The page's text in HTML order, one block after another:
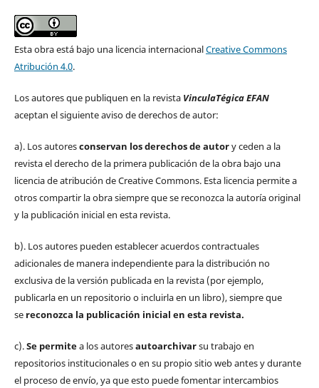
Esta obra está bajo una licencia internacionalCreative Commons
Atribución 4.0.
Los autores que publiquen en la revista VinculaTégica EFAN
aceptan el siguiente aviso de derechos de autor:
a). Los autoresconservan los derechos de autory ceden a la
revista el derecho de la primera publicación de la obra bajo una
licencia de atribución de Creative Commons. Esta licencia permite a
otros compartir la obra siempre que se reconozca la autoría original
y la publicación inicial en esta revista.
b). Los autores pueden establecer acuerdos contractuales
adicionales de manera independiente para la distribución no
exclusiva de la versión publicada en la revista (por ejemplo,
publicarla en un repositorio o incluirla en un libro), siempre que
sereconozca la publicación inicial en esta revista.
c).Se permitea los autoresautoarchivarsu trabajo en
repositorios institucionales o en su propio sitio web antes y durante
el proceso de envío, ya que esto puede fomentar intercambios